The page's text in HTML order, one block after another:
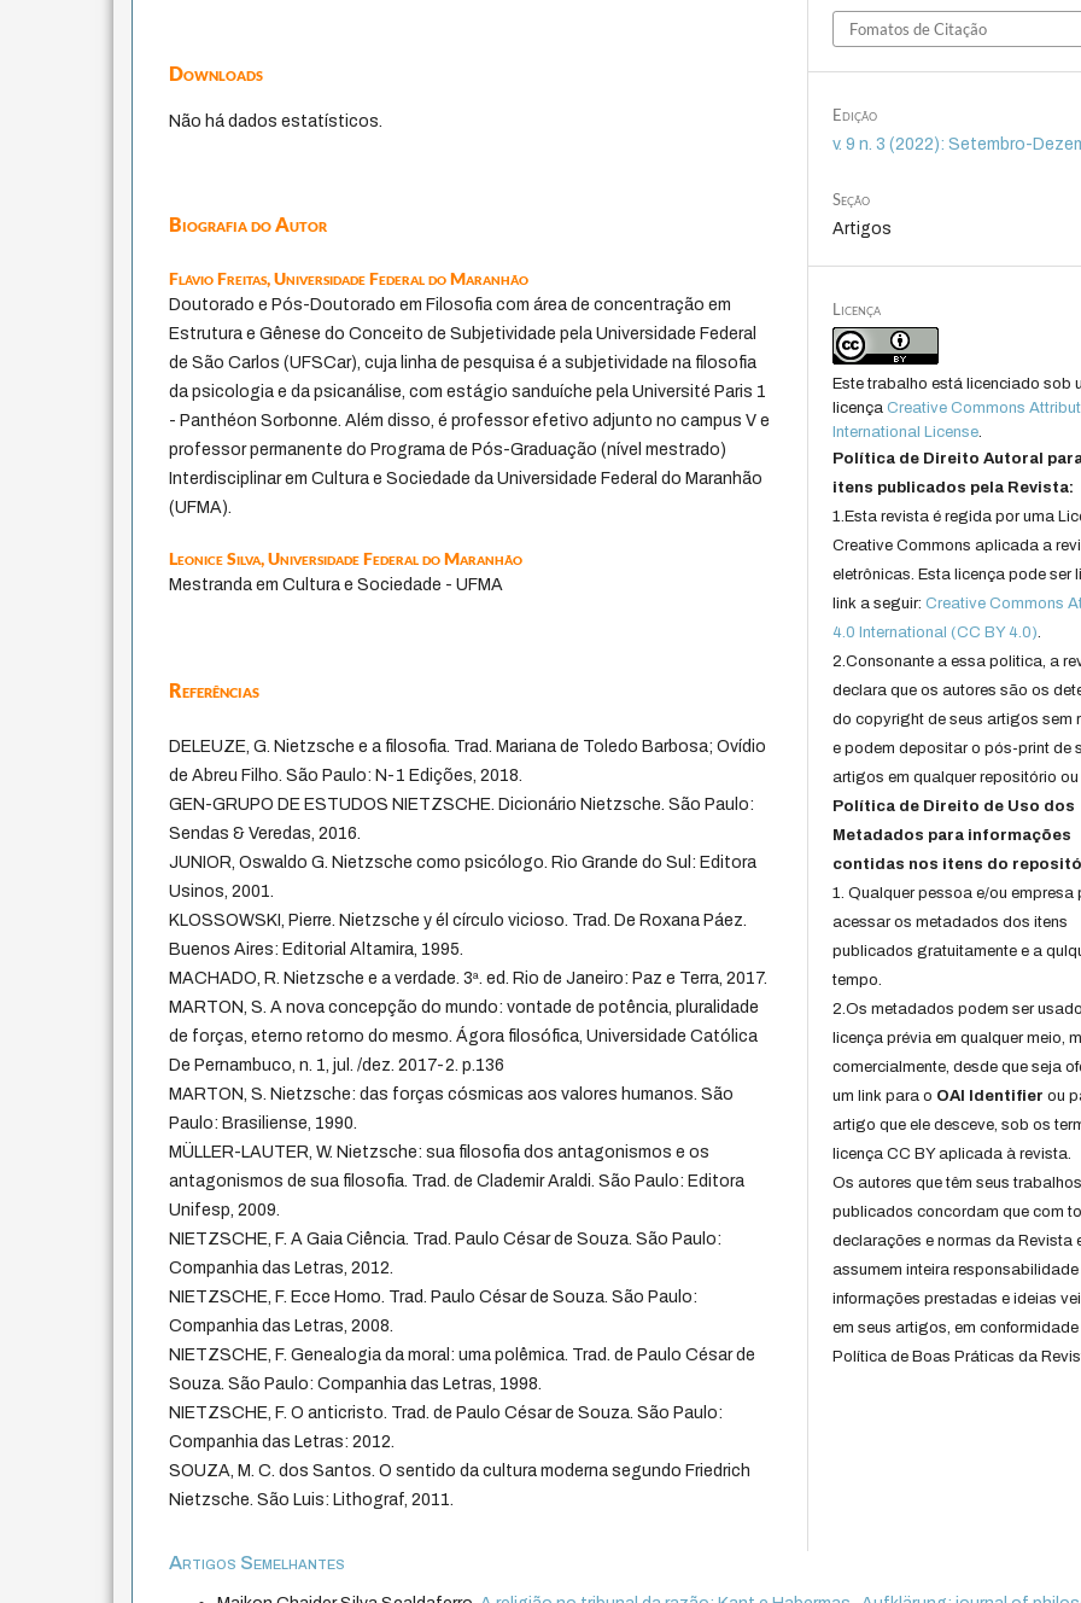
Downloads
Não há dados estatísticos.
Biografia do Autor
Flávio Freitas,Universidade Federal do Maranhão
Doutorado e Pós-Doutorado em Filosofia com área de concentração em
Estrutura e Gênese do Conceito de Subjetividade pela Universidade Federal
de São Carlos (UFSCar), cuja linha de pesquisa é a subjetividade na filosofia
da psicologia e da psicanálise, com estágio sanduíche pela Université Paris 1
- Panthéon Sorbonne. Além disso, é professor efetivo adjunto no campus V e
professor permanente do Programa de Pós-Graduação (nível mestrado)
Interdisciplinar em Cultura e Sociedade da Universidade Federal do Maranhão
(UFMA).
Leonice Silva,Universidade Federal do Maranhão
Mestranda em Cultura e Sociedade - UFMA
Referências
DELEUZE, G. Nietzsche e a filosofia. Trad. Mariana de Toledo Barbosa; Ovídio
de Abreu Filho. São Paulo: N-1 Edições, 2018.
GEN-GRUPO DE ESTUDOS NIETZSCHE. Dicionário Nietzsche. São Paulo:
Sendas & Veredas, 2016.
JUNIOR, Oswaldo G. Nietzsche como psicólogo. Rio Grande do Sul: Editora
Usinos, 2001.
KLOSSOWSKI, Pierre. Nietzsche y él círculo vicioso. Trad. De Roxana Páez.
Buenos Aires: Editorial Altamira, 1995.
MACHADO, R. Nietzsche e a verdade. 3ª. ed. Rio de Janeiro: Paz e Terra, 2017.
MARTON, S. A nova concepção do mundo: vontade de potência, pluralidade
de forças, eterno retorno do mesmo. Ágora filosófica, Universidade Católica
De Pernambuco, n. 1, jul. /dez. 2017-2. p.136
MARTON, S. Nietzsche: das forças cósmicas aos valores humanos. São
Paulo: Brasiliense, 1990.
MÜLLER-LAUTER, W. Nietzsche: sua filosofia dos antagonismos e os
antagonismos de sua filosofia. Trad. de Clademir Araldi. São Paulo: Editora
Unifesp, 2009.
NIETZSCHE, F. A Gaia Ciência. Trad. Paulo César de Souza. São Paulo:
Companhia das Letras, 2012.
NIETZSCHE, F. Ecce Homo. Trad. Paulo César de Souza. São Paulo:
Companhia das Letras, 2008.
NIETZSCHE, F. Genealogia da moral: uma polêmica. Trad. de Paulo César de
Souza. São Paulo: Companhia das Letras, 1998.
NIETZSCHE, F. O anticristo. Trad. de Paulo César de Souza. São Paulo:
Companhia das Letras: 2012.
SOUZA, M. C. dos Santos. O sentido da cultura moderna segundo Friedrich
Nietzsche. São Luis: Lithograf, 2011.
Fomatos de Citação
Edição
v. 9 n. 3 (2022): Setembro-
Seção
Artigos
Licença
Este trabalho está licenciado sob
licençaCreative Commons
International License.
Política de Direito Autoral
itens publicados pela Revista:
1.Esta revista é regida por uma
Creative Commons aplicada a
eletrônicas. Esta licença pode ser
link a seguir:Creative Commons
4.0 International (CC BY 4.0).
2.Consonante a essa politica, a
declara que os autores são os
do copyright de seus artigos sem
e podem depositar o pós-print de
artigos em qualquer repositório ou
Política de Direito de Uso dos
Metadados para informações
contidas nos itens do
1. Qualquer pessoa e/ou empresa
acessar os metadados dos itens
publicados gratuitamente e a
tempo.
2.Os metadados podem ser
licença prévia em qualquer meio,
comercialmente, desde que seja
um link para o OAI Identifier ou
artigo que ele desceve, sob os
licença CC BY aplicada à revista.
Os autores que têm seus trabalhos
publicados concordam que com
declarações e normas da Revista
assumem inteira responsabilidade
informações prestadas e ideias
em seus artigos, em
Política de Boas Práticas da
Artigos Semelhantes